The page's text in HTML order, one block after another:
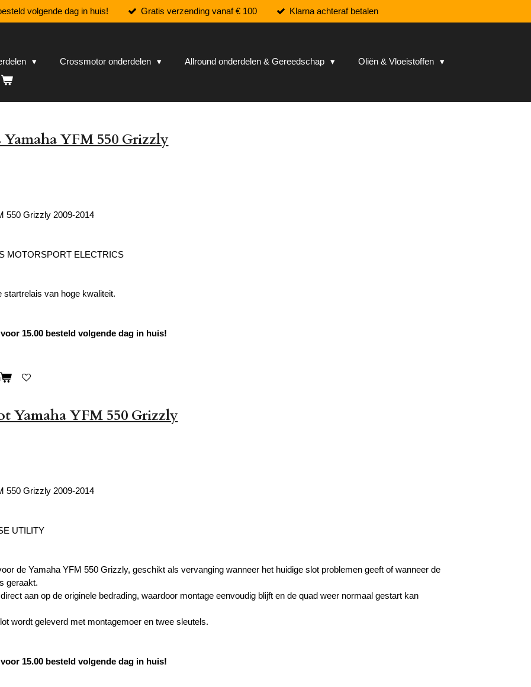
volgende dag in huis! Gratis verzending vanaf € 100 Klarna achteraf betalen
Crossmotor onderdelen Allround onderdelen & Gereedschap
Oliën & Vloeistoffen
Yamaha YFM 550 Grizzly
550 Grizzly 2009-2014
MOTORSPORT ELECTRICS
startrelais van hoge kwaliteit.
15.00 besteld volgende dag in huis!
Yamaha YFM 550 Grizzly
550 Grizzly 2009-2014
UTILITY
de Yamaha YFM 550 Grizzly, geschikt als vervanging wanneer het huidige slot problemen geeft of wanneer de
geraakt.
aan op de originele bedrading, waardoor montage eenvoudig blijft en de quad weer normaal gestart kan
wordt geleverd met montagemoer en twee sleutels.
15.00 besteld volgende dag in huis!